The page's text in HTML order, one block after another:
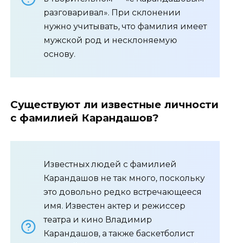
разговаривал». При склонении
нужно учитывать, что фамилия имеет
мужской род и несклоняемую
основу.
Существуют ли известные личности
с фамилией Карандашов?
Известных людей с фамилией
Карандашов не так много, поскольку
это довольно редко встречающееся
имя. Известен актер и режиссер
театра и кино Владимир
Карандашов, а также баскетболист